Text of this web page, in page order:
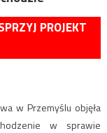
PROJEKT
w Przemyślu objęła
w sprawie